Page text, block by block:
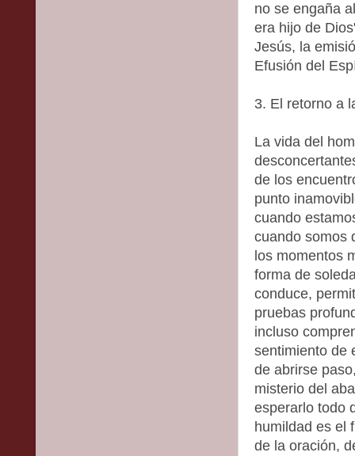
no se engaña
era hijo de
Jesús, la
Efusión del
3. El retorno a
La vida del
de los
punto
cuando
cuando somos
los momentos
forma de
conduce,
pruebas
incluso
sentimiento de
de abrirse
misterio del
esperarlo todo
humildad es el
de la oración,